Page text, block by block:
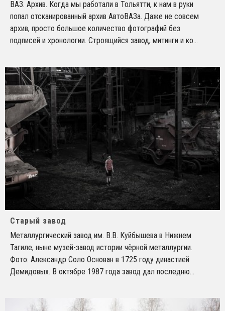
ВАЗ. Архив. Когда мы работали в Тольятти, к нам в руки
попал отсканированный архив АвтоВАЗа. Даже не совсем
архив, просто большое количество фотографий без
подписей и хронологии. Строящийся завод, митинги и ко...
Старый завод
Металлургический завод им. В.В. Куйбышева в Нижнем
Тагиле, ныне музей-завод истории чёрной металлургии.
Фото: Александр Соло Основан в 1725 году династией
Демидовых. В октябре 1987 года завод дал последню...